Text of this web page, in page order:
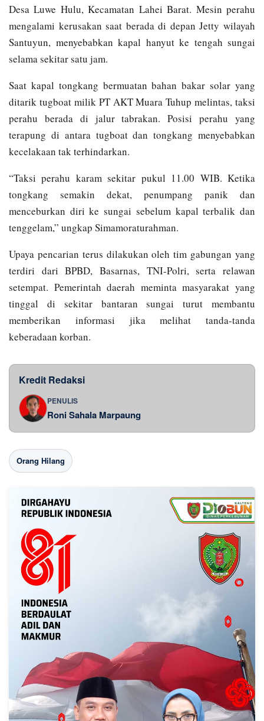
Desa Luwe Hulu, Kecamatan Lahei Barat. Mesin perahu
mengalami kerusakan saat berada di depan Jetty wilayah
Santuyun, menyebabkan kapal hanyut ke tengah sungai
selama sekitar satu jam.
Saat kapal tongkang bermuatan bahan bakar solar yang
ditarik tugboat milik PT AKT Muara Tuhup melintas, taksi
perahu berada di jalur tabrakan. Posisi perahu yang
terapung di antara tugboat dan tongkang menyebabkan
kecelakaan tak terhindarkan.
“Taksi perahu karam sekitar pukul 11.00 WIB. Ketika
tongkang semakin dekat, penumpang panik dan
menceburkan diri ke sungai sebelum kapal terbalik dan
tenggelam,” ungkap Simamoraturahman.
Upaya pencarian terus dilakukan oleh tim gabungan yang
terdiri dari BPBD, Basarnas, TNI-Polri, serta relawan
setempat. Pemerintah daerah meminta masyarakat yang
tinggal di sekitar bantaran sungai turut membantu
memberikan informasi jika melihat tanda-tanda
keberadaan korban.
Kredit Redaksi
PENULIS
Roni Sahala Marpaung
Orang Hilang